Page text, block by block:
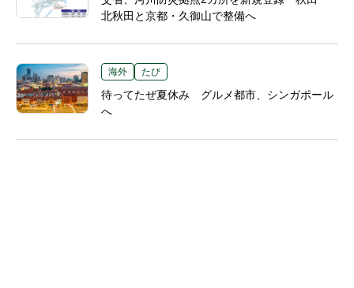
北秋田と京都・久御山で整備へ
海外 たび
待ってたぜ夏休み グルメ都市、シンガポール
へ